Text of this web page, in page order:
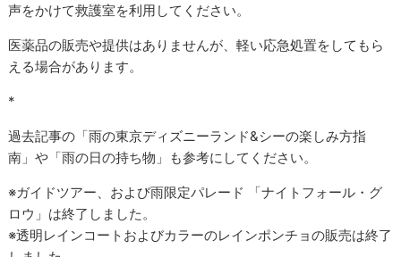
声をかけて救護室を利用してください。
医薬品の販売や提供はありませんが、軽い応急処置をしてもら
える場合があります。
*
過去記事の「雨の東京ディズニーランド&シーの楽しみ方指
南」や「雨の日の持ち物」も参考にしてください。
※ガイドツアー、および雨限定パレード 「ナイトフォール・グ
ロウ」は終了しました。
※透明レインコートおよびカラーのレインポンチョの販売は終了